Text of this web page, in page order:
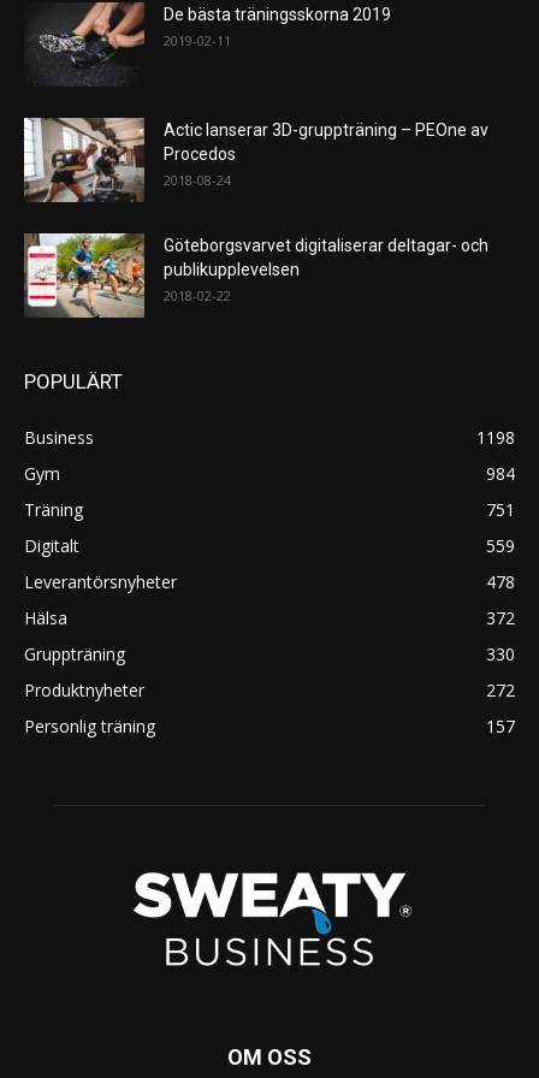
De bästa träningsskorna 2019
2019-02-11
Actic lanserar 3D-gruppträning – PEOne av
Procedos
2018-08-24
Göteborgsvarvet digitaliserar deltagar- och
publikupplevelsen
2018-02-22
POPULÄRT
Business
1198
Gym
984
Träning
751
Digitalt
559
Leverantörsnyheter
478
Hälsa
372
Gruppträning
330
Produktnyheter
272
Personlig träning
157
OM OSS